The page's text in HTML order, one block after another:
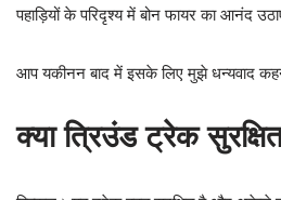
पहाड़ियों के परिदृश्य में बोन फायर का आनंद
आप यकीनन बाद में इसके लिए मुझे धन्यवाद
क्या त्रिउंड ट्रेक